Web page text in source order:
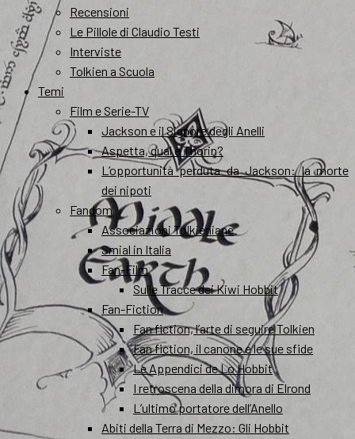
Recensioni
Le Pillole di Claudio Testi
Interviste
Tolkien a Scuola
Temi
Film e Serie-TV
Jackson e il Signore degli Anelli
Aspetta, qual è Thorin?
L’opportunità perduta da Jackson: la morte
dei nipoti
Fandom
Associazioni Tolkieniane
Smial in Italia
Fan-Film
Sulle Tracce dei Kiwi Hobbit
Fan-Fiction
Fan fiction, l’arte di seguire Tolkien
Fan fiction, il canone e le sue sfide
Le Appendici de Lo Hobbit
I retroscena della dimora di Elrond
L’ultimo portatore dell’Anello
Abiti della Terra di Mezzo: Gli Hobbit